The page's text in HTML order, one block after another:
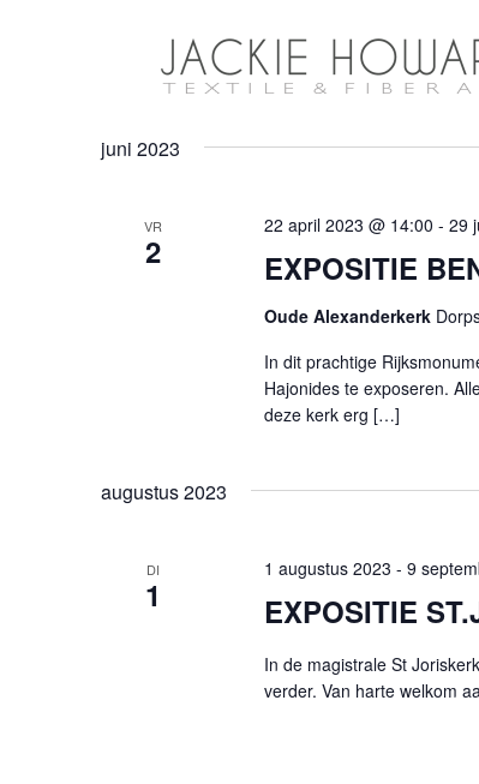
juni 2023
VR
2 EXPOSITIE
22 april 2023 @ 14:00 - 29
Oude Alexanderkerk
In dit prachtige
Hajonides te exposeren.
deze kerk erg […]
augustus 2023
DI
1 EXPOSITIE
1 augustus 2023 - 9
In de magistrale St
verder. Van harte welkom